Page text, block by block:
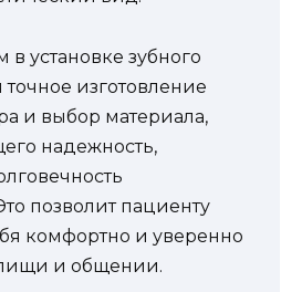
установке зубного
точное изготовление
и выбор материала,
надежность,
позволит пациенту
комфортно и уверенно
и общении.